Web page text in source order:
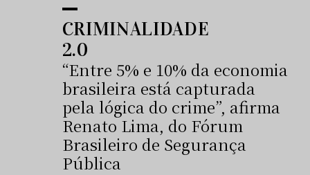
CRIMINALIDADE
2.0
“Entre 5% e 10% da economia
brasileira está capturada
pela lógica do crime”, afirma
Renato Lima, do Fórum
Brasileiro de Segurança
Pública